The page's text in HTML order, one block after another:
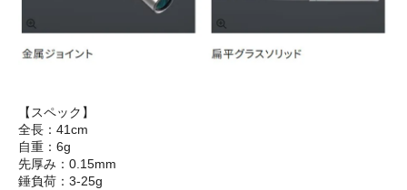
【スペック】
全長：41cm
自重：6g
先厚み：0.15mm
錘負荷：3-25g